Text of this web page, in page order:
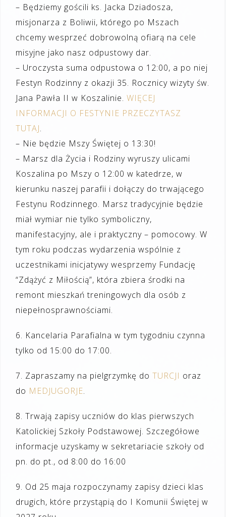
– Będziemy gościli ks. Jacka Dziadosza,
misjonarza z Boliwii, którego po Mszach
chcemy wesprzeć dobrowolną ofiarą na cele
misyjne jako nasz odpustowy dar.
– Uroczysta suma odpustowa o 12:00, a po niej
Festyn Rodzinny z okazji 35. Rocznicy wizyty św.
Jana Pawła II w Koszalinie. WIĘCEJ
INFORMACJI O FESTYNIE PRZECZYTASZ
TUTAJ.
– Nie będzie Mszy Świętej o 13:30!
– Marsz dla Życia i Rodziny wyruszy ulicami
Koszalina po Mszy o 12:00 w katedrze, w
kierunku naszej parafii i dołączy do trwającego
Festynu Rodzinnego. Marsz tradycyjnie będzie
miał wymiar nie tylko symboliczny,
manifestacyjny, ale i praktyczny – pomocowy. W
tym roku podczas wydarzenia wspólnie z
uczestnikami inicjatywy wesprzemy Fundację
“Zdążyć z Miłością”, która zbiera środki na
remont mieszkań treningowych dla osób z
niepełnosprawnościami.
6. Kancelaria Parafialna w tym tygodniu czynna
tylko od 15:00 do 17:00.
7. Zapraszamy na pielgrzymkę do TURCJI oraz
do MEDJUGORJE.
8. Trwają zapisy uczniów do klas pierwszych
Katolickiej Szkoły Podstawowej. Szczegółowe
informacje uzyskamy w sekretariacie szkoły od
pn. do pt., od 8:00 do 16:00
9. Od 25 maja rozpoczynamy zapisy dzieci klas
drugich, które przystąpią do I Komunii Świętej w